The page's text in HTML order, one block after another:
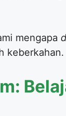
mengapa
keberkahan.